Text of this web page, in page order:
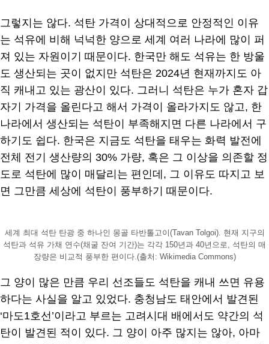
그렇지는 않다. 석탄 가격이 상대적으로 안정적인 이유
는 석유에 비해 넉넉한 양으로 세계 여러 나라에 많이 퍼
져 있는 자원이기 때문이다. 한국만 해도 석유는 한 방울
도 생산되는 곳이 없지만 석탄은 2024년 현재까지도 아
직 캐내고 있는 광산이 있다. 그러니 석탄은 누가 혼자 갑
자기 가격을 올린다고 해서 가격이 올라가지도 않고, 한
나라에서 생산되는 석탄이 부족해지면 다른 나라에서 구
하기도 쉽다. 한국은 지금도 석탄을 태우는 화력 발전에
전체 전기 생산량의 30% 가량, 혹은 그 이상을 의존할 정
도로 석탄에 많이 매달리는 편인데, 그 이유도 따지고 보
면 그만큼 세상에 석탄이 풍부하기 때문이다.
세계 최대 석탄 탄광 중 하나인 몽골 타반톨고이(Tavan Tolgoi). 현재 지구의
석탄과 석유 가채 연수(채굴 잔여 기간)는 각각 150년과 40년으로, 석탄의 매
장량은 비교적 풍부한 편이다.(출처: Wikimedia Commons)
그 양이 많은 만큼 우리 선조들도 석탄을 캐내 쓰면 유용
하다는 사실을 알고 있었다. 충청남도 태안에서 발견된
‘마도1호선’이라고 부르는 고려시대 배에서도 약간의 석
탄이 발견된 적이 있다. 그 양이 아주 많지는 않아, 아마